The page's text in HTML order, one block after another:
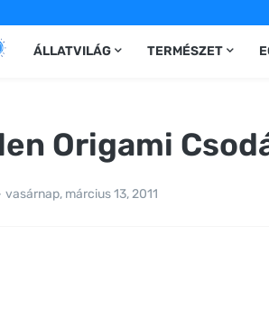
ÁLLATVILÁG TERMÉSZET
Origami
vasárnap, március 13, 2011